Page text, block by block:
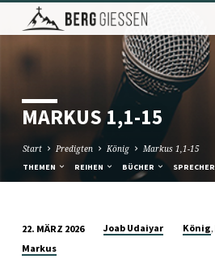
MARKUS 1,1-15
Start Predigten König Markus 1,1-15
THEMEN REIHEN BÜCHER SPRECHER
MARKUS
22. MÄRZ 2026 Joab Udaiyar König,
Markus